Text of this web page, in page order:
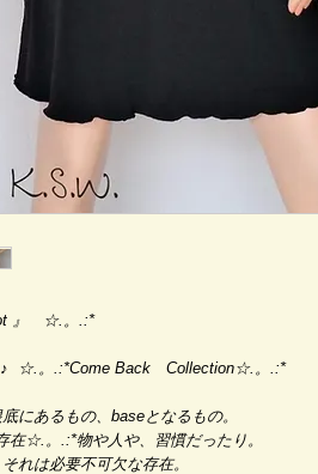
』 ☆.。.:*
♪ ☆.。.:*Come Back Collection☆.。.:*
にあるもの、baseとなるもの。
在☆.。.:*物や人や、習慣だったり。
れは必要不可欠な存在。